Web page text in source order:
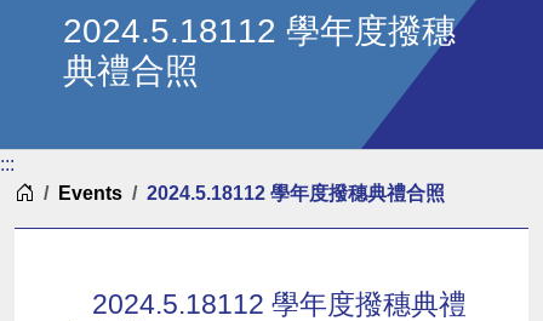
2024.5.18112 學年度撥穗
典禮合照
:::
Home
Events 2024.5.18112 學年度撥穗典禮合照
2024.5.18112 學年度撥穗典禮